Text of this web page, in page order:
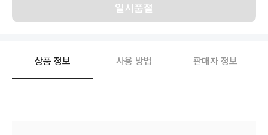
일시품절
상품 정보 사용 방법 판매자 정보